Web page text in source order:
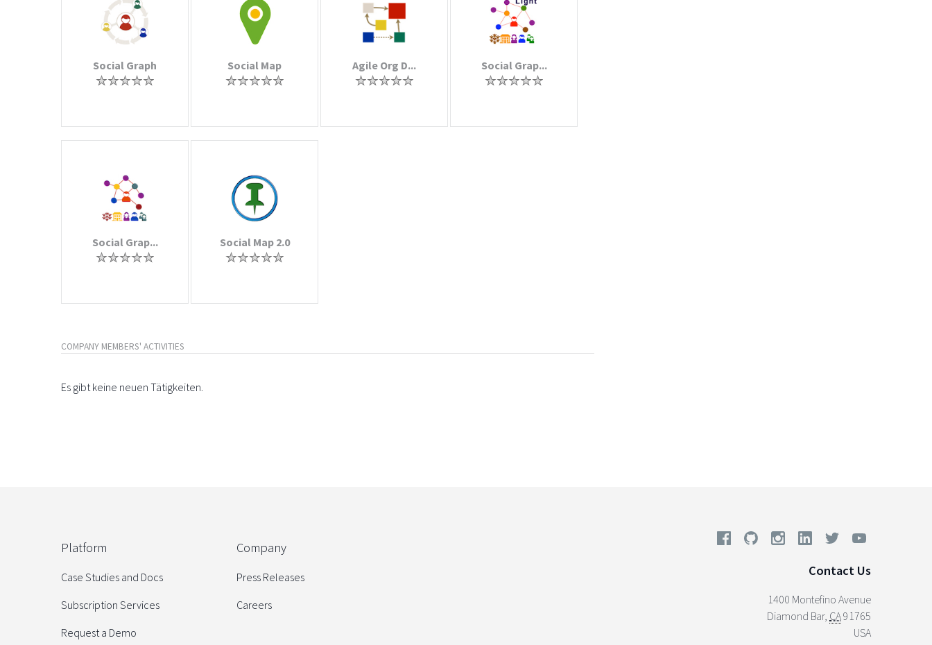
Social Graph Social Map Agile Org D... Social Grap...
Social Grap... Social Map 2.0
COMPANY MEMBERS' ACTIVITIES
Es gibt keine neuen Tätigkeiten.
Platform
Case Studies and Docs
Subscription Services
Request a Demo
Company
Press Releases
Careers
Contact Us
1400 Montefino Avenue
Diamond Bar, CA91765
USA